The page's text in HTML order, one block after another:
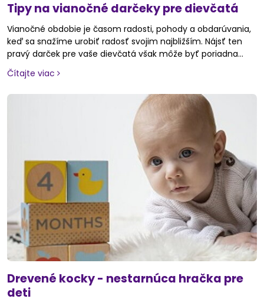
Tipy na vianočné darčeky pre dievčatá
Vianočné obdobie je časom radosti, pohody a obdarúvania,
keď sa snažíme urobiť radosť svojim najbližším. Nájsť ten
pravý darček pre vaše dievčatá však môže byť poriadna
výzva, najmä ak chcete spojiť zábavu s užitočnosťou.
Hračky, ktoré podporujú kreativitu, učenie či pohyb, môžu
byť ideálnou voľbou. Či už ide o interaktívne hry, stavebnice,
kreatívne sety alebo obľúbené plyšové kamarátky, darček,
ktorý zodpovedá ich záujmom a veku, poteší dvojnásobne.
Navyše, starostlivý výber darčeka môže vytvoriť
nezabudnuteľné spomienky na krásne chvíle strávené spolu
Čítajte viac
Drevené kocky - nestarnúca hračka pre
deti